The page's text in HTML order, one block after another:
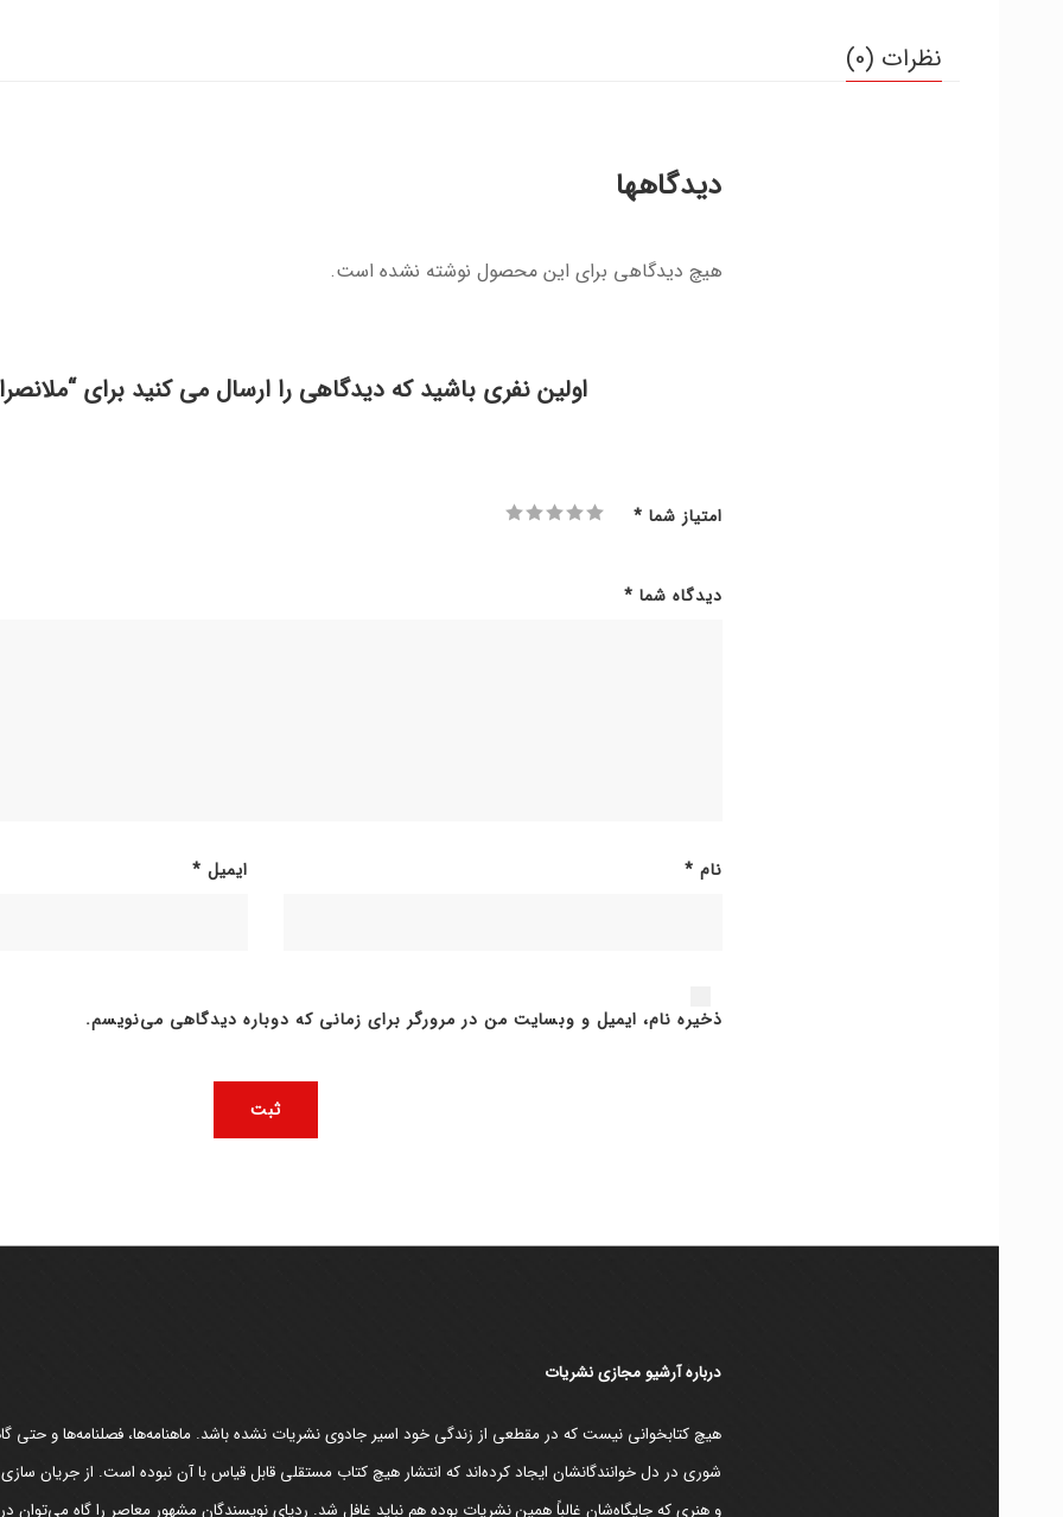
نظرات (0)
دیدگاهها
هیچ دیدگاهی برای این محصول نوشته نشده است.
اولین نفری باشید که دیدگاهی را ارسال می کنید برای
امتیاز شما *
دیدگاه شما *
نام * ایمیل *
ذخیره نام، ایمیل و وبسایت من در مرورگر برای زمانی که دوباره دیدگاهی می‌نویسم.
دربارۀ آرشیو مجازی نشریات
هیچ کتابخوانی نیست که در مقطعی از زندگی خود اسیر جادوی نشریات نشده باشد. ماهنامه‌ها، فصلنامه‌ها و حتی
شوری در دل خوانندگانشان ایجاد کرده‌اند که انتشار هیچ کتاب مستقلی قابل قیاس با آن نبوده است. از جریان
و هنری که جایگاه‌شان غالباً همین نشریات بوده هم نباید غافل شد. ردپای نویسندگان مشهور معاصر را گاه می‌توان